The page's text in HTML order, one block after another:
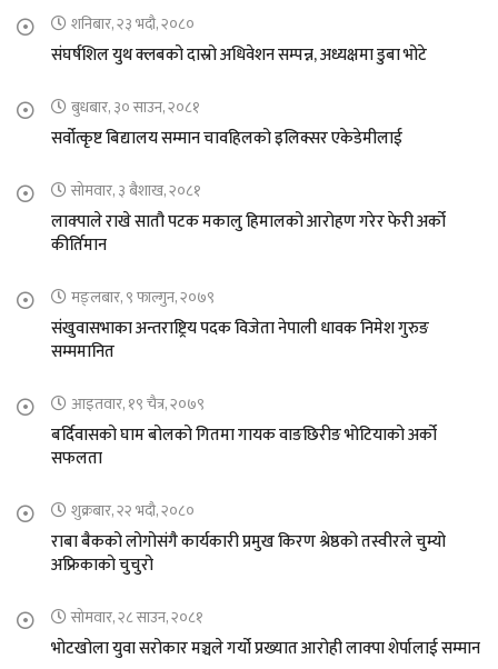
शनिबार, २३ भदौ, २०८०
संघर्षशिल युथ क्लबको दास्रो अधिवेशन सम्पन्न, अध्यक्षमा डुबा भोटे
बुधबार, ३० साउन, २०८१
सर्वोत्कृष्ट बिद्यालय सम्मान चावहिलको इलिक्सर एकेडेमीलाई
सोमवार, ३ बैशाख, २०८१
लाक्पाले राखे सातौ पटक मकालु हिमालको आरोहण गरेर फेरी अर्को
कीर्तिमान
मङ्लबार, ९ फाल्गुन, २०७९
संखुवासभाका अन्तराष्ट्रिय पदक विजेता नेपाली धावक निमेश गुरुङ
सम्ममानित
आइतवार, १९ चैत्र, २०७९
बर्दिवासको घाम बोलको गितमा गायक वाङछिरीङ भोटियाको अर्को
सफलता
शुक्रबार, २२ भदौ, २०८०
राबा बैकको लोगोसंगै कार्यकारी प्रमुख किरण श्रेष्ठको तस्वीरले चुम्यो
अफ्रिकाको चुचुरो
सोमवार, २८ साउन, २०८१
भोटखोला युवा सरोकार मञ्चले गर्यो प्रख्यात आरोही लाक्पा शेर्पालाई सम्मान